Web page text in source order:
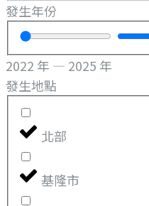
發生年份
2022 年 — 2025 年
發生地點
北部
基隆市